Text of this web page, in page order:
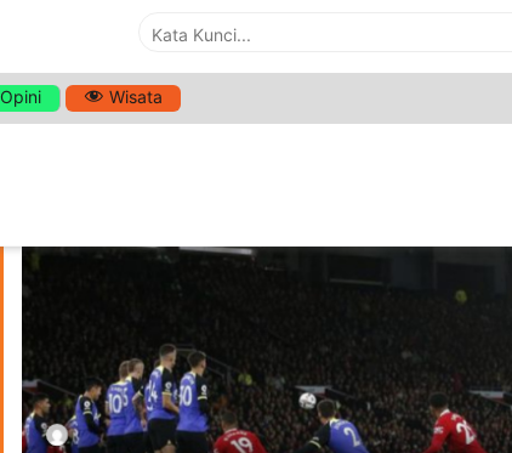
Opini Wisata
HASHTAG:MANCEHSTER UNITED